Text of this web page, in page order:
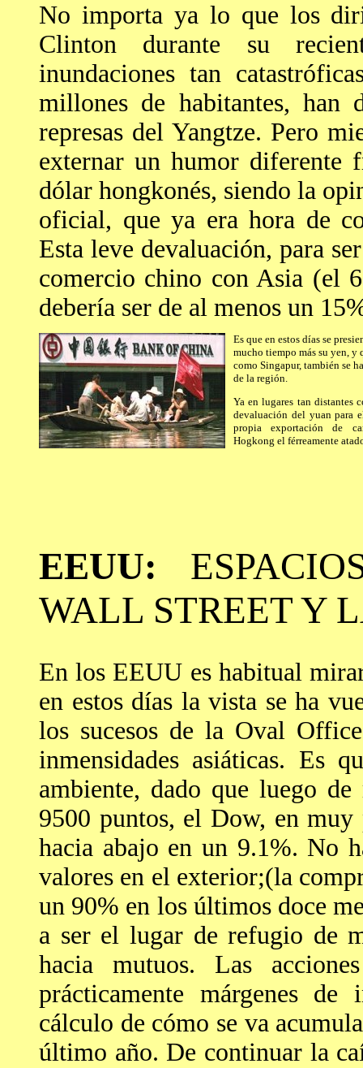
No importa ya lo que los
Clinton durante su
inundaciones tan
millones de habitantes,
represas del Yangtze. Pero
externar un humor diferente
dólar hongkonés, siendo la
oficial, que ya era hora de
Esta leve devaluación, para
comercio chino con Asia (el
debería ser de al menos un
Es que en estos días se
mucho tiempo más su yen, y
como Singapur, también se
de la región.
Ya en lugares tan distantes
devaluación del yuan para
propia exportación de
Hogkong el férreamente
EEUU:
WALL STREET Y
En los EEUU es habitual
en estos días la vista se ha
los sucesos de la Oval
inmensidades asiáticas. Es
ambiente, dado que luego
9500 puntos, el Dow, en muy
hacia abajo en un 9.1%. No
valores en el exterior;(la
un 90% en los últimos doce
a ser el lugar de refugio de
hacia mutuos. Las
prácticamente márgenes
cálculo de cómo se va
último año. De continuar la